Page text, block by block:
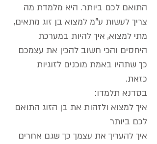
התואם לכם ביותר. היא מלמדת מה
צריך לעשות ע"מ למצוא בן זוג מתאים,
מתי למצוא, איך להיות במערכת
היחסים והכי חשוב להכין את עצמכם
כך שתהיו באמת מוכנים לזוגיות
.כזאת
:בסדנא תלמדו
איך למצוא ולזהות את בן הזוג התואם
לכם ביותר
איך להעריך את עצמך כך שגם אחרים